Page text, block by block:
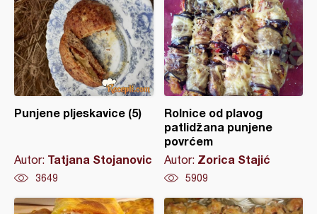
Punjene pljeskavice (5)
Autor: Tatjana Stojanovic
3649
Rolnice od plavog
patlidžana punjene
povrćem
Autor: Zorica Stajić
5909